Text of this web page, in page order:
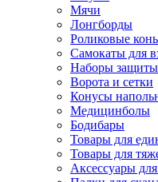
Мячи
Лонгборды
Роликовые
Самокаты для
Наборы защиты
Ворота и сетки
Конусы
Медицинболы
Бодибары
Товары для
Товары для
Аксессуары